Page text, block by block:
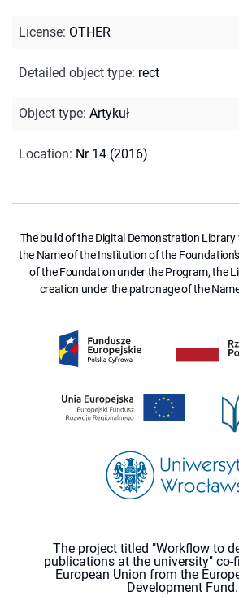
License: OTHER
Detailed object type: rect
Object type: Artykuł
Location: Nr 14 (2016)
The build of the Digital Demonstration
the Name of the Institution of the
of the Foundation under the Program, the
creation under the patronage of the
The project titled "Workflow to
publications at the university" co-
European Union from the
Development Fund.